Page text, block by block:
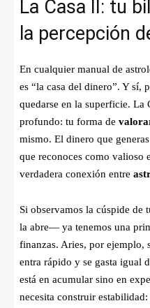
La Casa II: tu
la percepción
En cualquier manual de
es “la casa del dinero”. Y sí,
quedarse en la superficie. La
profundo: tu forma de
mismo. El dinero que
que reconoces como valioso
verdadera conexión entre
Si observamos la cúspide
la abre— ya tenemos una
finanzas. Aries, por ejemplo,
entra rápido y se gasta igual
está en acumular sino en
necesita construir